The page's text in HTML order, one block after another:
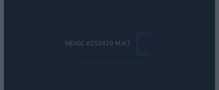
ΜΕΛΟΣ #232470 Μ.Η.Τ.